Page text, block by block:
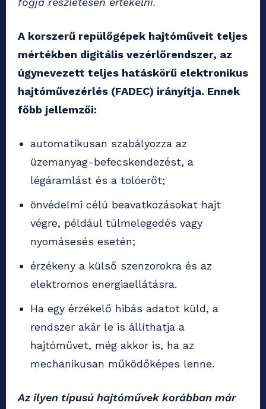
A korszerű repülőgépek hajtóműveit teljes
mértékben digitális vezérlőrendszer, az
úgynevezett teljes hatáskörű elektronikus
hajtóművezérlés (FADEC) irányítja. Ennek
főbb jellemzői:
automatikusan szabályozza az
üzemanyag-befecskendezést, a
légáramlást és a tolóerőt;
önvédelmi célú beavatkozásokat hajt
végre, például túlmelegedés vagy
nyomásesés esetén;
érzékeny a külső szenzorokra és az
elektromos energiaellátásra.
Ha egy érzékelő hibás adatot küld, a
rendszer akár le is állíthatja a
hajtóművet, még akkor is, ha az
mechanikusan működőképes lenne.
Az ilyen típusú hajtóművek korábban már